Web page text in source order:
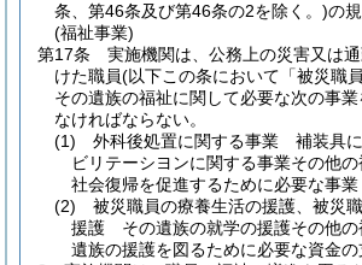
条、第46条及び第46条の2を除く。)の
(福祉事業)
第17条
実施機関は、公務上の災害又は
けた職員(以下この条において「被災職
その遺族の福祉に関して必要な次の事
なければならない。
(1)
外科後処置に関する事業 補装具
ビリテーシヨンに関する事業その他
社会復帰を促進するために必要な事業
(2)
被災職員の療養生活の援護、被災
援護 その遺族の就学の援護その他の
遺族の援護を図るために必要な資金